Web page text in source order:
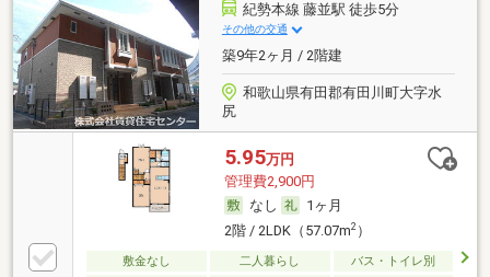
紀勢本線 藤並駅 徒歩5分
その他の交通
築9年2ヶ月 / 2階建
和歌山県有田郡有田川町大字水
尻
5.95万円
管理費2,900円
なし
1ヶ月
2階 / 2LDK（57.07m2）
敷金なし 二人暮らし
バス・トイレ別